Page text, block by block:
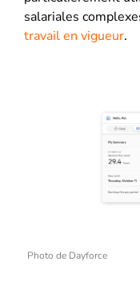
salariales
travail en vigueur.
Photo de Dayforce